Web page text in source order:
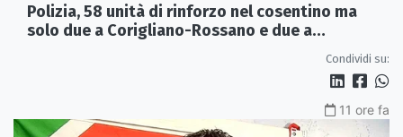
Polizia, 58 unità di rinforzo nel cosentino ma
solo due a Corigliano-Rossano e due a
Condividi su:
11 ore fa